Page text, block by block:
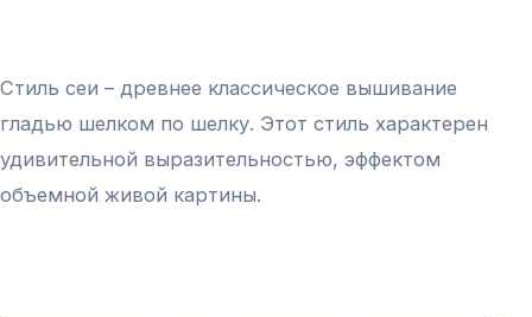
Стиль сеи – древнее классическое вышивание
гладью шелком по шелку. Этот стиль характерен
удивительной выразительностью, эффектом
объемной живой картины.